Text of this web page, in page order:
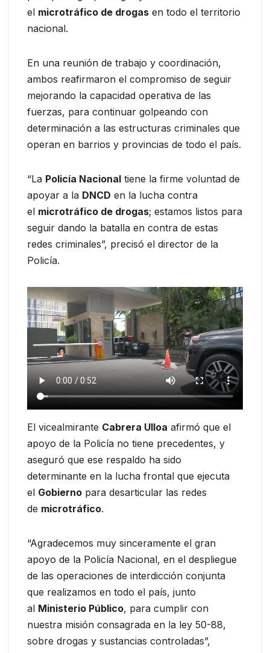
el microtráfico de drogas en todo el territorio
nacional.
En una reunión de trabajo y coordinación,
ambos reafirmaron el compromiso de seguir
mejorando la capacidad operativa de las
fuerzas, para continuar golpeando con
determinación a las estructuras criminales que
operan en barrios y provincias de todo el país.
“La Policía Nacional tiene la firme voluntad de
apoyar a la DNCD en la lucha contra
el microtráfico de drogas; estamos listos para
seguir dando la batalla en contra de estas
redes criminales”, precisó el director de la
Policía.
El vicealmirante Cabrera Ulloa afirmó que el
apoyo de la Policía no tiene precedentes, y
aseguró que ese respaldo ha sido
determinante en la lucha frontal que ejecuta
el Gobierno para desarticular las redes
de microtráfico.
“Agradecemos muy sinceramente el gran
apoyo de la Policía Nacional, en el despliegue
de las operaciones de interdicción conjunta
que realizamos en todo el país, junto
al Ministerio Público, para cumplir con
nuestra misión consagrada en la ley 50-88,
sobre drogas y sustancias controladas”,